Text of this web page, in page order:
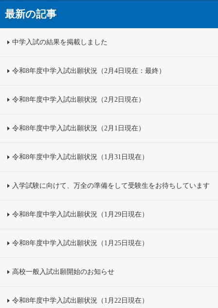
最新の記事
中学入試の結果を掲載しました
令和8年度中学入試出願状況（2月4日現在：最終）
令和8年度中学入試出願状況（2月2日現在）
令和8年度中学入試出願状況（2月1日現在）
令和8年度中学入試出願状況（1月31日現在）
入学試験に向けて、万全の準備をして受験生をお待ちしています
令和8年度中学入試出願状況（1月29日現在）
令和8年度中学入試出願状況（1月25日現在）
高校一般入試出願開始のお知らせ
令和8年度中学入試出願状況（1月22日現在）